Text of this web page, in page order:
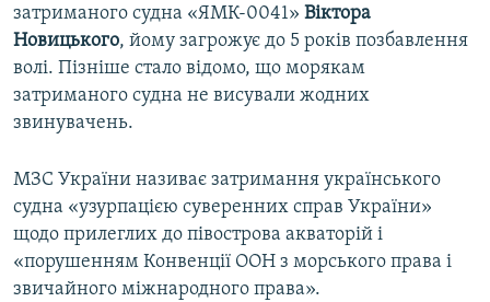
затриманого судна «ЯМК-0041» Віктора
Новицького, йому загрожує до 5 років позбавлення
волі. Пізніше стало відомо, що морякам
затриманого судна не висували жодних
звинувачень.
МЗС України називає затримання українського
судна «узурпацією суверенних справ України»
щодо прилеглих до півострова акваторій і
«порушенням Конвенції ООН з морського права і
звичайного міжнародного права».